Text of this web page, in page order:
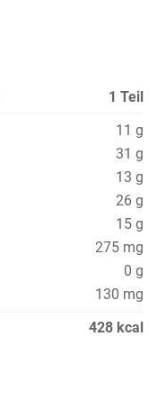
1 Teil
11 g
31 g
13 g
26 g
15 g
275 mg
0 g
130 mg
428 kcal